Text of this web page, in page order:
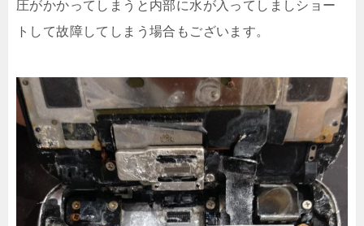
圧がかかってしまうと内部に水が入ってしましショー
トして故障してしまう場合もございます。